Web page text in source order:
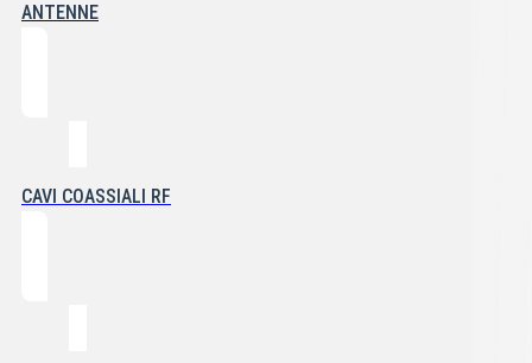
ANTENNE
CAVI COASSIALI RF